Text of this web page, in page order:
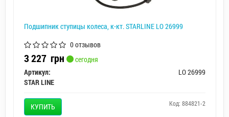
Подшипник ступицы колеса, к-кт. STARLINE LO 26999
0 отзывов
3 227 грн
сегодня
Артикул:
LO 26999
STAR LINE
КУПИТЬ Код: 884821-2